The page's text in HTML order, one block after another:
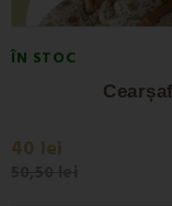
ÎN STOC
40 lei